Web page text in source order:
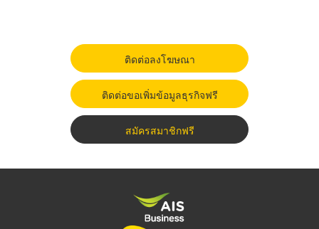
ติดต่อลงโฆษณา
ติดต่อขอเพิ่มข้อมูลธุรกิจฟรี
สมัครสมาชิกฟรี